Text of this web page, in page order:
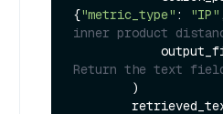
{"metric_type" : "IP"
inner product
Return the text